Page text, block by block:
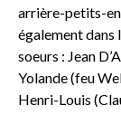
arrière-petits-
également dans
soeurs : Jean
Yolande (feu
Henri-Louis